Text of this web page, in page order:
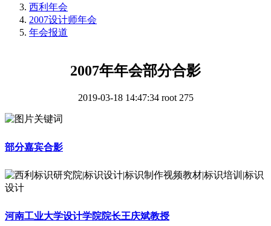
西利年会
2007设计师年会
年会报道
2007年年会部分合影
2019-03-18 14:47:34 root 275
部分嘉宾合影
河南工业大学设计学院院长王庆斌教授